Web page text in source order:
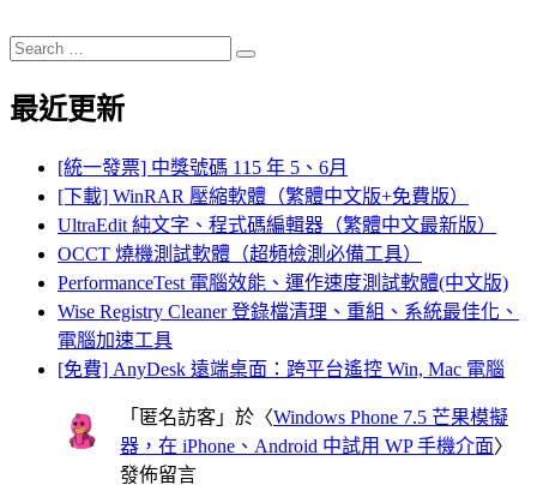
Search
for:
Search
最近更新
[統一發票] 中獎號碼 115 年 5、6月
[下載] WinRAR 壓縮軟體（繁體中文版+免費版）
UltraEdit 純文字、程式碼編輯器（繁體中文最新版）
OCCT 燒機測試軟體（超頻檢測必備工具）
PerformanceTest 電腦效能、運作速度測試軟體(中文版)
Wise Registry Cleaner 登錄檔清理、重組、系統最佳化、
電腦加速工具
[免費] AnyDesk 遠端桌面：跨平台遙控 Win, Mac 電腦
「 匿名訪客 」於〈Windows Phone 7.5 芒果模擬
器，在 iPhone、Android 中試用 WP 手機介面〉
發佈留言